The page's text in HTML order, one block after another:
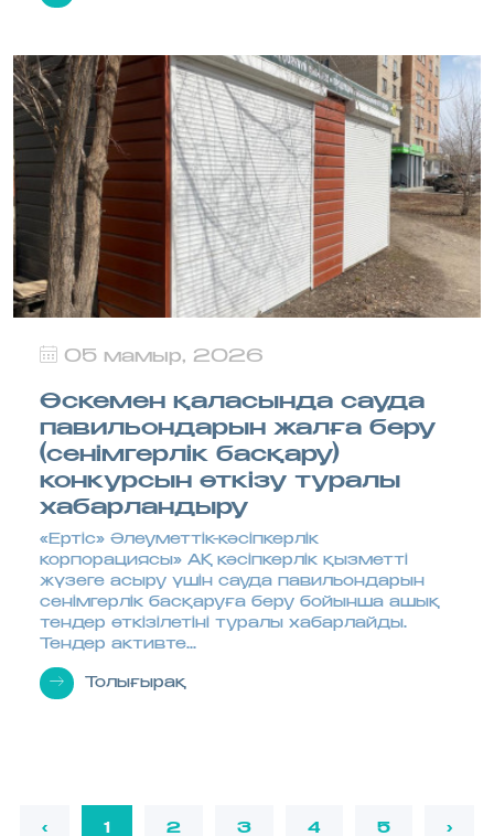
05 мамыр, 2026
Өскемен қаласында сауда
павильондарын жалға беру
(сенімгерлік басқару)
конкурсын өткізу туралы
хабарландыру
«Ертіс» Әлеуметтік-кәсіпкерлік
корпорациясы» АҚ кәсіпкерлік қызметті
жүзеге асыру үшін сауда павильондарын
сенімгерлік басқаруға беру бойынша ашық
тендер өткізілетіні туралы хабарлайды.
Тендер активте...
Толығырақ
‹ 1 2 3 4 5 ›